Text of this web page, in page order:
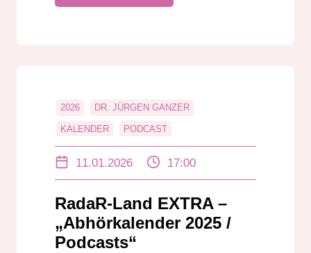
2026 DR. JÜRGEN GANZER
KALENDER PODCAST
ROLAND LENZ
11.01.2026 17:00
RadaR-Land EXTRA –
„Abhörkalender 2025 /
Podcasts“